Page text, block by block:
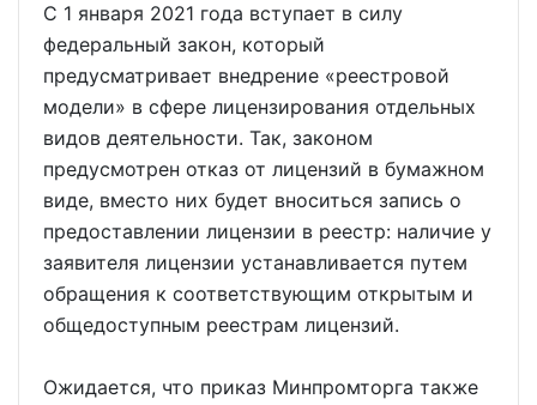
С 1 января 2021 года вступает в силу
федеральный закон, который
предусматривает внедрение «реестровой
модели» в сфере лицензирования отдельных
видов деятельности. Так, законом
предусмотрен отказ от лицензий в бумажном
виде, вместо них будет вноситься запись о
предоставлении лицензии в реестр: наличие у
заявителя лицензии устанавливается путем
обращения к соответствующим открытым и
общедоступным реестрам лицензий.
Ожидается, что приказ Минпромторга также